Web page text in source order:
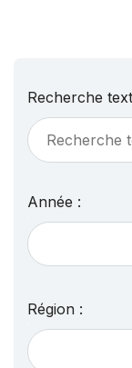
Recherche
Année :
Région :